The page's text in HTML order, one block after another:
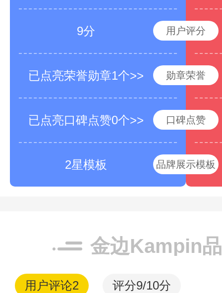
9分 用户评分
已点亮荣誉勋章1个>> 勋章荣誉
已点亮口碑点赞0个>> 口碑点赞
2星模板 品牌展示模板
金边Kampin
用户评论2 评分9/10分